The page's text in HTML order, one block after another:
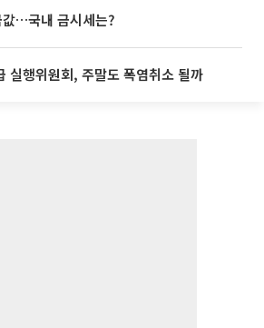
…국내 금시세는?
실행위원회, 주말도 폭염취소 될까